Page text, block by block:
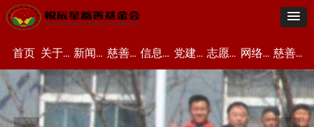
首页 关于我们 新闻资讯 慈善项目 信息公开 党建资讯 志愿者中心 网络众筹 慈善文化